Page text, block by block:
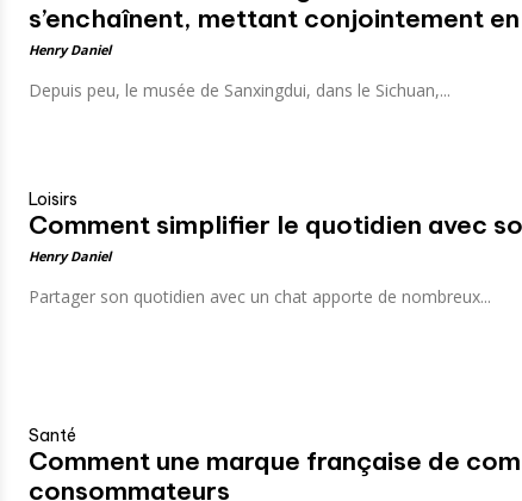
s’enchaînent, mettant conjointement
Henry Daniel
Depuis peu, le musée de Sanxingdui, dans le Sichuan,...
Loisirs
Comment simplifier le quotidien avec
Henry Daniel
Partager son quotidien avec un chat apporte de nombreux...
Santé
Comment une marque française de
consommateurs